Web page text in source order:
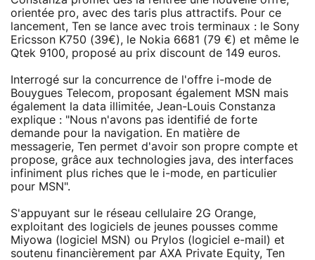
orientée pro, avec des taris plus attractifs. Pour ce
lancement, Ten se lance avec trois terminaux : le Sony
Ericsson K750 (39€), le Nokia 6681 (79 €) et même le
Qtek 9100, proposé au prix discount de 149 euros.
Interrogé sur la concurrence de l'offre i-mode de
Bouygues Telecom, proposant également MSN mais
également la data illimitée, Jean-Louis Constanza
explique : "Nous n'avons pas identifié de forte
demande pour la navigation. En matière de
messagerie, Ten permet d'avoir son propre compte et
propose, grâce aux technologies java, des interfaces
infiniment plus riches que le i-mode, en particulier
pour MSN".
S'appuyant sur le réseau cellulaire 2G Orange,
exploitant des logiciels de jeunes pousses comme
Miyowa (logiciel MSN) ou Prylos (logiciel e-mail) et
soutenu financièrement par AXA Private Equity, Ten